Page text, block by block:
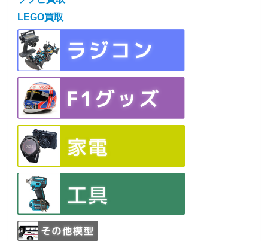
LEGO買取